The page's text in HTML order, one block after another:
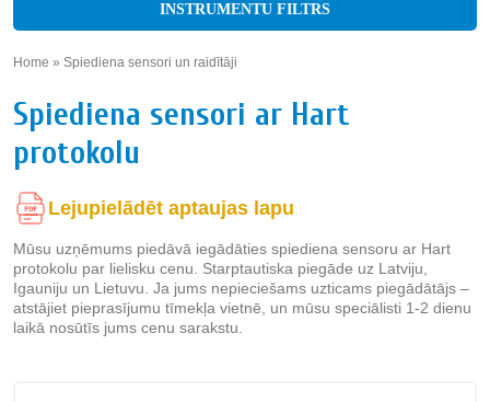
INSTRUMENTU FILTRS
Home » Spiediena sensori un raidītāji
Spiediena sensori ar Hart
protokolu
Lejupielādēt aptaujas lapu
Mūsu uzņēmums piedāvā iegādāties spiediena sensoru ar Hart
protokolu par lielisku cenu. Starptautiska piegāde uz Latviju,
Igauniju un Lietuvu. Ja jums nepieciešams uzticams piegādātājs –
atstājiet pieprasījumu tīmekļa vietnē, un mūsu speciālisti 1-2 dienu
laikā nosūtīs jums cenu sarakstu.